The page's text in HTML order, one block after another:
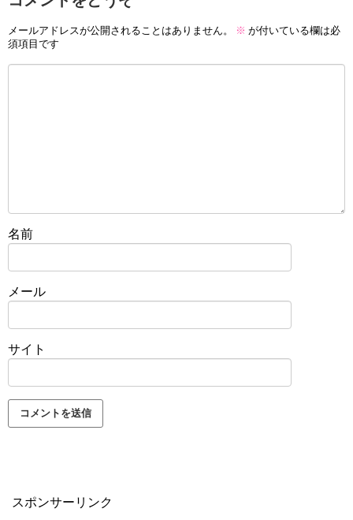
メールアドレスが公開されることはありません。 ※ が付いている欄は必
須項目です
名前
メール
サイト
スポンサーリンク